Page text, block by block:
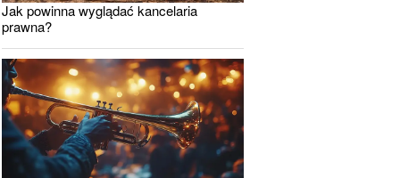
Jak powinna wyglądać kancelaria
prawna?